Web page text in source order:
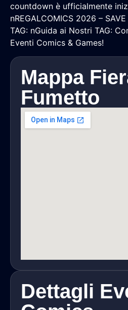
countdown è ufficialmente
nREGALCOMICS 2026 –
TAG: nGuida ai Nostri TAG:
Eventi Comics & Games!
Mappa
Fumetto
Dettagli